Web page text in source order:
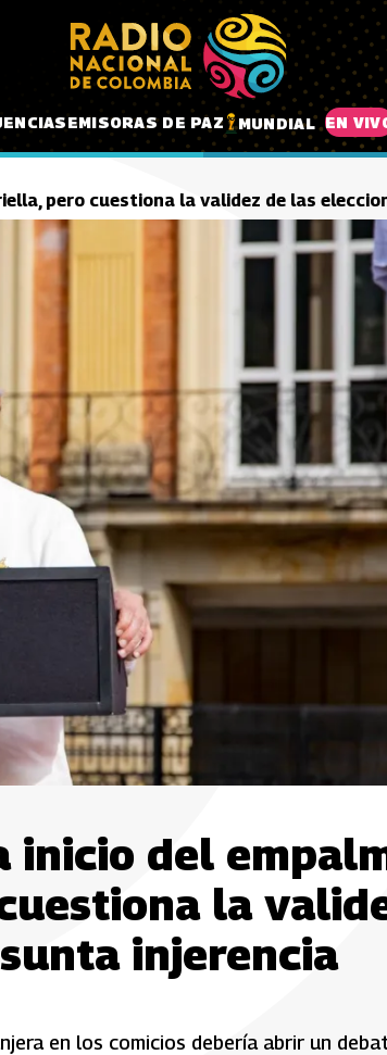
EMISORAS DE PAZ MUNDIAL EN
pero cuestiona la validez de las
inicio del
la
injerencia
en los comicios debería abrir un